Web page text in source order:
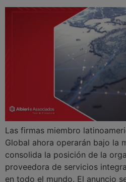
Las firmas miembro
Global ahora operarán bajo la
consolida la posición de la
proveedora de servicios
en todo el mundo. El anuncio